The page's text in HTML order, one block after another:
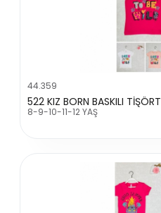
44.359
522 KIZ BORN BASKILI TİŞÖRT
8-9-10-11-12 YAŞ